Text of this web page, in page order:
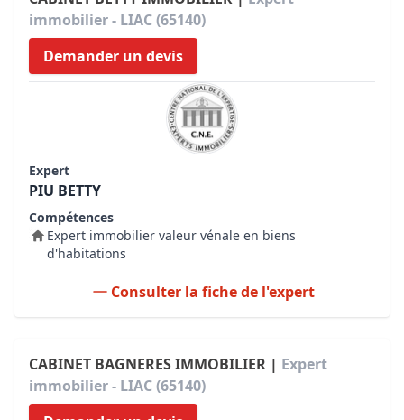
immobilier - LIAC (65140)
Demander un devis
Expert
PIU BETTY
Compétences
Expert immobilier valeur vénale en biens
d'habitations
Consulter la fiche de l'expert
CABINET BAGNERES IMMOBILIER | Expert
immobilier - LIAC (65140)